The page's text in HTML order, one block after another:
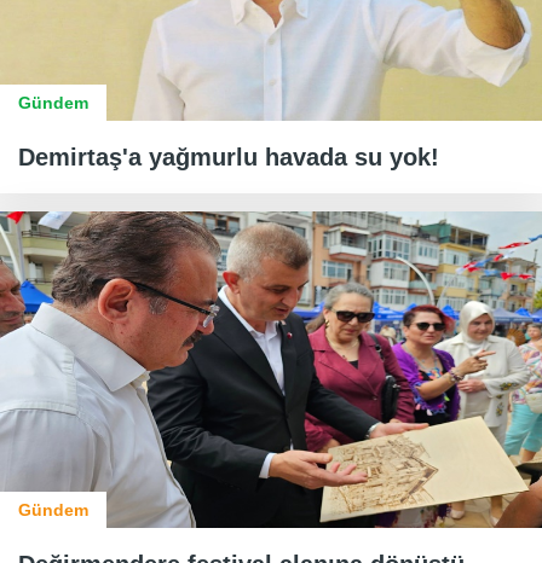
Gündem
Demirtaş'a yağmurlu havada su yok!
Gündem